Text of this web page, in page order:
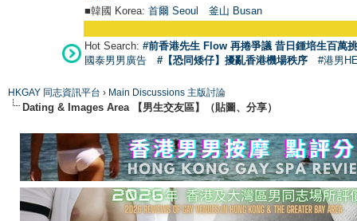
■韓國 Korea: 首爾 Seoul 釜山 Busan
Hot Search: #前香港先生 Flow 再捲爭議 昔日鍾培生百萬
國泰男男廣告
#【恐同矮仔】擾亂香港機場秩序 #港男
HKGAY 同志資訊平台 › Main Discussions 主版討論
Dating & Images Area 【男生交友區】（貼圖、分享）